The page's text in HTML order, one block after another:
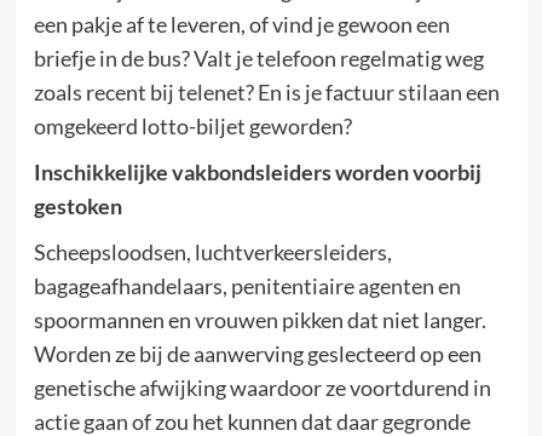
een pakje af te leveren, of vind je gewoon een
briefje in de bus? Valt je telefoon regelmatig weg
zoals recent bij telenet? En is je factuur stilaan een
omgekeerd lotto-biljet geworden?
Inschikkelijke vakbondsleiders worden voorbij
gestoken
Scheepsloodsen, luchtverkeersleiders,
bagageafhandelaars, penitentiaire agenten en
spoormannen en vrouwen pikken dat niet langer.
Worden ze bij de aanwerving geslecteerd op een
genetische afwijking waardoor ze voortdurend in
actie gaan of zou het kunnen dat daar gegronde